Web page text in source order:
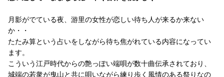
月影がでている夜、游里の女性が恋しい待ち人が来るか来ない
か・・
たたみ算という占いをしながら待ち焦がれている内容になってい
ます。
こういう江戸時代からの艶っぽい端唄が数十曲伝承されており、
城端の若衆が曳山と共に唄いながら練り歩く風情のある祭りなの